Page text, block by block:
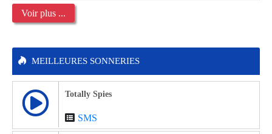
Voir plus ...
MEILLEURES SONNERIES
Totally Spies
SMS